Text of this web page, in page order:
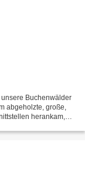
Buchenwälder
abgeholzte, große,
herankam,